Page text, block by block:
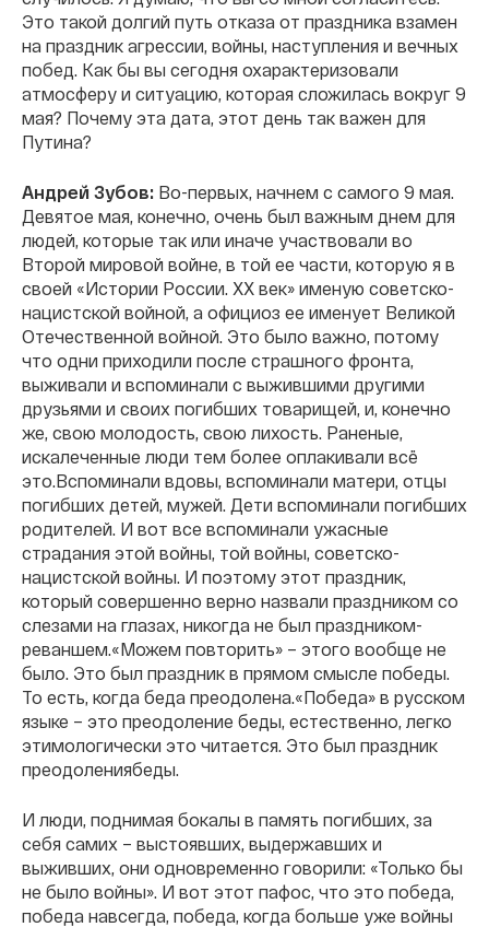
Это такой долгий путь отказа от праздника взамен
на праздник агрессии, войны, наступления и вечных
побед. Как бы вы сегодня охарактеризовали
атмосферу и ситуацию, которая сложилась вокруг 9
мая? Почему эта дата, этот день так важен для
Путина?
Андрей Зубов: Во-первых, начнем с самого 9 мая.
Девятое мая, конечно, очень был важным днем для
людей, которые так или иначе участвовали во
Второй мировой войне, в той ее части, которую я в
своей «Истории России. XX век» именую советско-
нацистской войной, а официоз ее именует Великой
Отечественной войной. Это было важно, потому
что одни приходили после страшного фронта,
выживали и вспоминали с выжившими другими
друзьями и своих погибших товарищей, и, конечно
же, свою молодость, свою лихость. Раненые,
искалеченные люди тем более оплакивали всё
это.Вспоминали вдовы, вспоминали матери, отцы
погибших детей, мужей. Дети вспоминали погибших
родителей. И вот все вспоминали ужасные
страдания этой войны, той войны, советско-
нацистской войны. И поэтому этот праздник,
который совершенно верно назвали праздником со
слезами на глазах, никогда не был праздником-
реваншем.«Можем повторить» – этого вообще не
было. Это был праздник в прямом смысле победы.
То есть, когда беда преодолена.«Победа» в русском
языке – это преодоление беды, естественно, легко
этимологически это читается. Это был праздник
преодолениябеды.
И люди, поднимая бокалы в память погибших, за
себя самих – выстоявших, выдержавших и
выживших, они одновременно говорили: «Только бы
не было войны». И вот этот пафос, что это победа,
победа навсегда, победа, когда больше уже войны